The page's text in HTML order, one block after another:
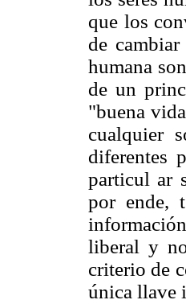
que los
de
humana
de un
"buena
cualquier
diferentes
particul ar
por ende,
liberal y
criterio de
única llave